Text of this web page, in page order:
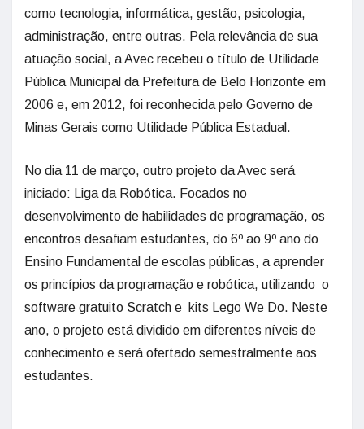
como tecnologia, informática, gestão, psicologia,
administração, entre outras. Pela relevância de sua
atuação social, a Avec recebeu o título de Utilidade
Pública Municipal da Prefeitura de Belo Horizonte em
2006 e, em 2012, foi reconhecida pelo Governo de
Minas Gerais como Utilidade Pública Estadual.
No dia 11 de março, outro projeto da Avec será
iniciado: Liga da Robótica. Focados no
desenvolvimento de habilidades de programação, os
encontros desafiam estudantes, do 6º ao 9º ano do
Ensino Fundamental de escolas públicas, a aprender
os princípios da programação e robótica, utilizando o
software gratuito Scratch e kits Lego We Do. Neste
ano, o projeto está dividido em diferentes níveis de
conhecimento e será ofertado semestralmente aos
estudantes.